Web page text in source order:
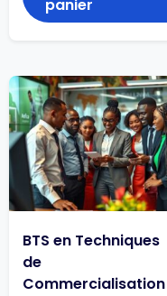
panier
BTS en Techniques
de
Commercialisation